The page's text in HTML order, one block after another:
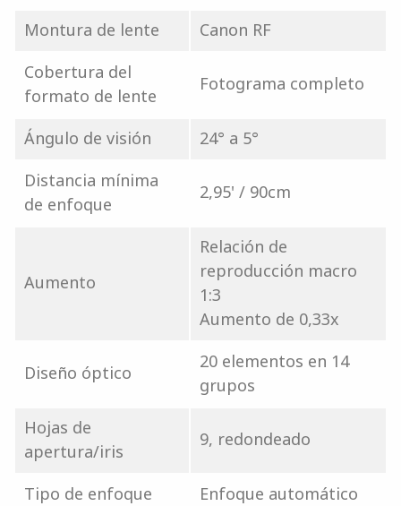
Montura de lente
Canon RF
Cobertura del
formato de lente
Fotograma completo
Ángulo de visión
24° a 5°
Distancia mínima
de enfoque
2,95' / 90cm
Aumento
Relación de
reproducción macro
1:3
Aumento de 0,33x
Diseño óptico
20 elementos en 14
grupos
Hojas de
apertura/iris
9, redondeado
Tipo de enfoque
Enfoque automático